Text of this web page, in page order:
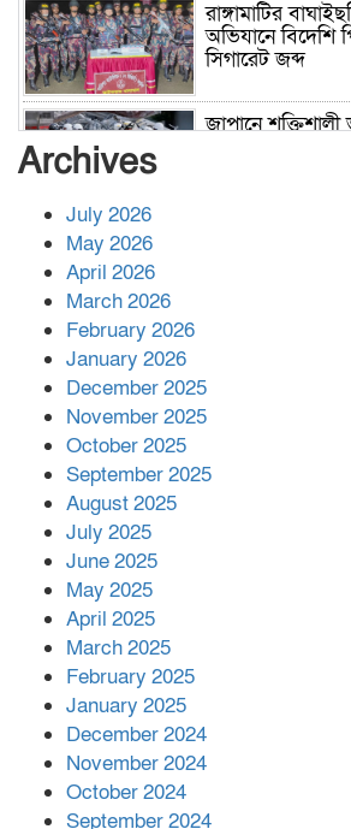
রাঙ্গামাটির
অভিযানে বিদেশি
সিগারেট জব্দ
জাপানে
পর ফোন তারেক
সহায়তা দিলেন
Archives
July 2026
May 2026
April 2026
March 2026
February 2026
January 2026
December 2025
November 2025
October 2025
September 2025
August 2025
July 2025
June 2025
May 2025
April 2025
March 2025
February 2025
January 2025
December 2024
November 2024
October 2024
September 2024